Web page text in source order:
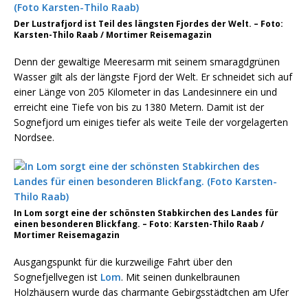
Der Lustrafjord ist Teil des längsten Fjordes der Welt. – Foto:
Karsten-Thilo Raab / Mortimer Reisemagazin
Denn der gewaltige Meeresarm mit seinem smaragdgrünen
Wasser gilt als der längste Fjord der Welt. Er schneidet sich auf
einer Länge von 205 Kilometer in das Landesinnere ein und
erreicht eine Tiefe von bis zu 1380 Metern. Damit ist der
Sognefjord um einiges tiefer als weite Teile der vorgelagerten
Nordsee.
In Lom sorgt eine der schönsten Stabkirchen des Landes für
einen besonderen Blickfang. – Foto: Karsten-Thilo Raab /
Mortimer Reisemagazin
Ausgangspunkt für die kurzweilige Fahrt über den
Sognefjellvegen ist Lom. Mit seinen dunkelbraunen
Holzhäusern wurde das charmante Gebirgsstädtchen am Ufer